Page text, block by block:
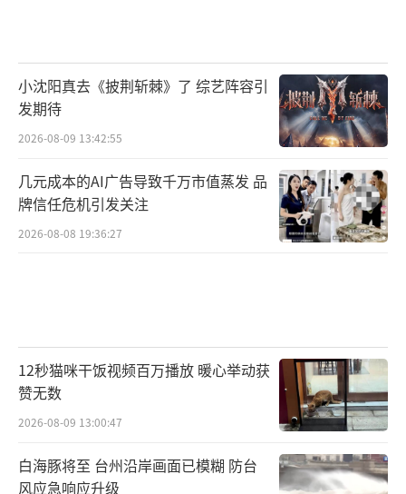
小沈阳真去《披荆斩棘》了 综艺阵容引
发期待
2026-08-09 13:42:55
几元成本的AI广告导致千万市值蒸发 品
牌信任危机引发关注
2026-08-08 19:36:27
12秒猫咪干饭视频百万播放 暖心举动获
赞无数
2026-08-09 13:00:47
白海豚将至 台州沿岸画面已模糊 防台
风应急响应升级